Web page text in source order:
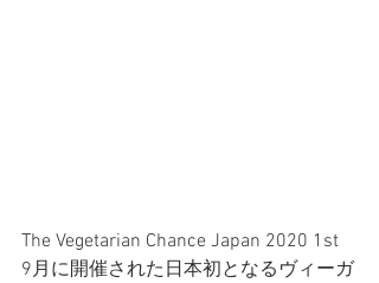
The Vegetarian Chance Japan 2020 1st
9月に開催された日本初となるヴィーガ